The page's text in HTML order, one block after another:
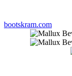
bootskram.com